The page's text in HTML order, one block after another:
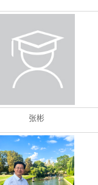
张彬